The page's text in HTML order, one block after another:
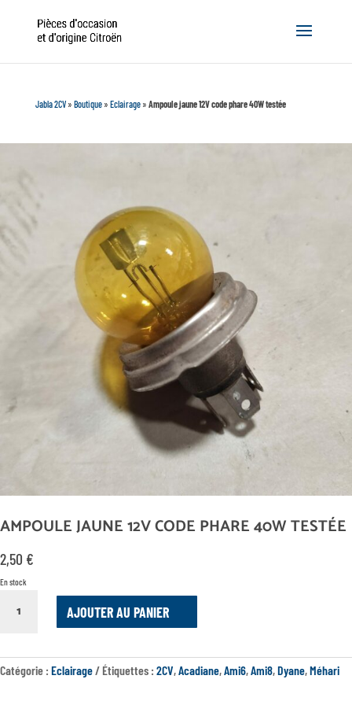
Jabla 2CV» Boutique» Eclairage» Ampoule jaune 12V code phare 40W testée
AMPOULE JAUNE 12V CODE PHARE 40W TESTÉE
2,50 €
En stock
12V
CODE
AJOUTER AU PANIER
Catégorie : Eclairage Étiquettes : 2CV,Acadiane,Ami6,Ami8,Dyane,Méhari